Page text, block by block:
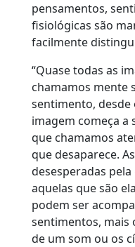
pensamentos,
fisiológicas são
facilmente
“Quase todas as
chamamos mente
sentimento,
imagem começa
que chamamos
que desaparece.
desesperadas
aquelas que são
podem ser
sentimentos, mais
de um som ou os